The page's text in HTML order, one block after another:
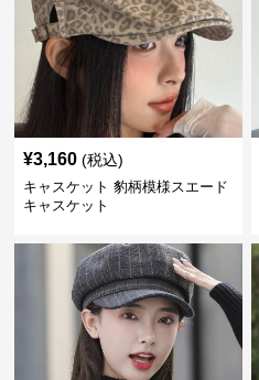
¥3,160 (税込)
キャスケット 豹柄模様スエード
キャスケット